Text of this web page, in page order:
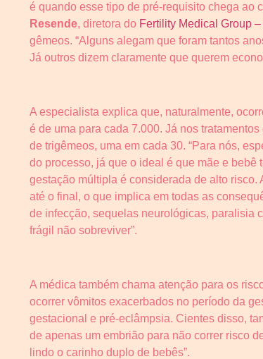
é quando esse tipo de pré-requisito chega ao
Resende, diretora do Fertility Medical Group
gêmeos. “Alguns alegam que foram tantos
Já outros dizem claramente que querem
A especialista explica que, naturalmente,
é de uma para cada 7.000. Já nos
de trigêmeos, uma em cada 30. “Para nós,
do processo, já que o ideal é que mãe e
gestação múltipla é considerada de alto
até o final, o que implica em todas as
de infecção, sequelas neurológicas, paralisia
frágil não sobreviver”.
A médica também chama atenção para os
ocorrer vômitos exacerbados no período da
gestacional e pré-eclâmpsia. Cientes disso,
de apenas um embrião para não correr risco
lindo o carinho duplo de bebês”.